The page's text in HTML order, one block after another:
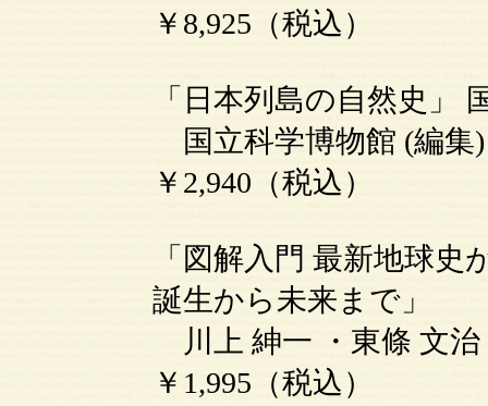
￥8,925（税込）
「日本列島の自然史」
国立科学博物館 (編
￥2,940（税込）
「図解入門 最新地球
誕生から未来まで」
川上 紳一 ・東條 文
￥1,995（税込）